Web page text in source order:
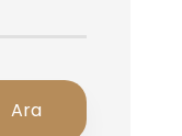
Ara